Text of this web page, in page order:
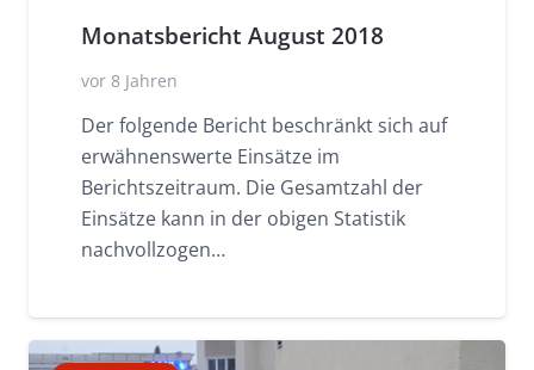
Monatsbericht August 2018
vor 8 Jahren
Der folgende Bericht beschränkt sich auf
erwähnenswerte Einsätze im
Berichtszeitraum. Die Gesamtzahl der
Einsätze kann in der obigen Statistik
nachvollzogen…